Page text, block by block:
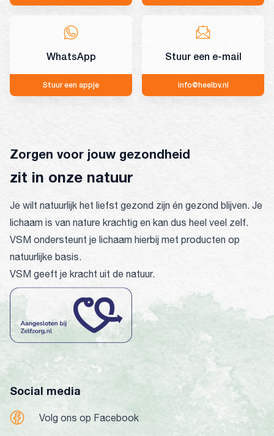
WhatsApp
Stuur een appje
Stuur een e-mail
info@heelbv.nl
Zorgen voor jouw gezondheid
zit in onze natuur
Je wilt natuurlijk het liefst gezond zijn én gezond blijven. Je
lichaam is van nature krachtig en kan dus heel veel zelf.
VSM ondersteunt je lichaam hierbij met producten op
natuurlijke basis.
VSM geeft je kracht uit de natuur.
Social media
Volg ons op Facebook